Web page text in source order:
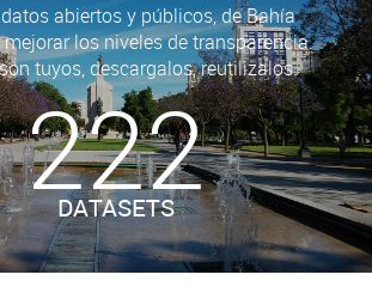
abiertos y públicos, de Bahía
los niveles de transparencia.
tuyos, descargalos, reutilizalos.
222
DATASETS